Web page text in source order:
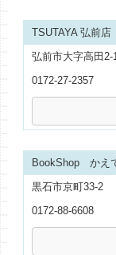
TSUTAYA 弘前店
弘前市大字高田2-
0172-27-2357
BookShop かえ
黒石市京町33-2
0172-88-6608